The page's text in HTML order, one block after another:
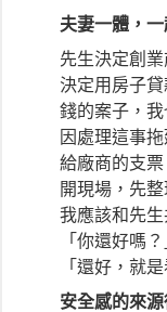
夫妻一體，
先生決定創
決定用房子
錢的案子，
因處理這事
給廠商的支
開現場，先
我應該和先
「你還好嗎
「還好，就
安全感的來